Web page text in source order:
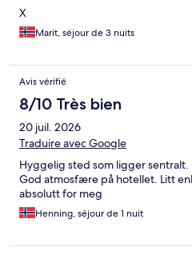
X
Marit, séjour de 3 nuits
Avis vérifié
8/10 Très bien
20 juil. 2026
Traduire avec Google
Hyggelig sted som ligger
God atmosfære på hotellet. Litt
absolutt for meg
Henning, séjour de 1 nuit